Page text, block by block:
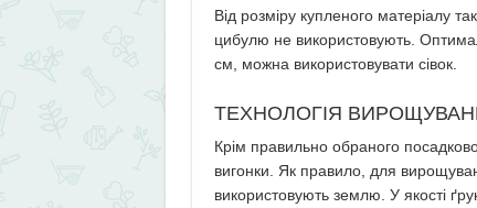
Від розміру купленого матеріалу
цибулю не використовують.
см, можна використовувати сівок.
ТЕХНОЛОГІЯ
Крім правильно обраного
вигонки. Як правило, для
використовують землю. У якості